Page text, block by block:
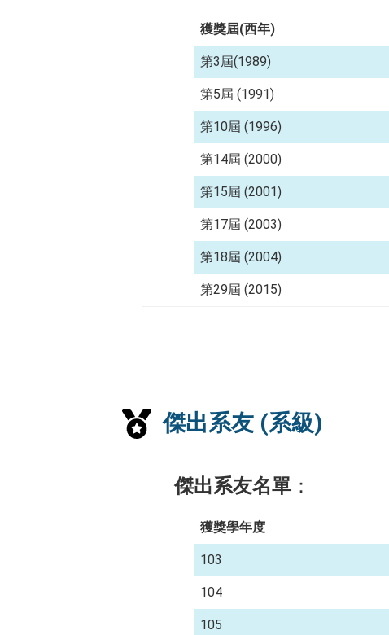
獲獎屆(西年)
第3屆(1989)
第5屆 (1991)
第10屆 (1996)
第14屆 (2000)
第15屆 (2001)
第17屆 (2003)
第18屆 (2004)
第29屆 (2015)
傑出系友 (系級)
傑出系友名單 ：
獲獎學年度
103
104
105